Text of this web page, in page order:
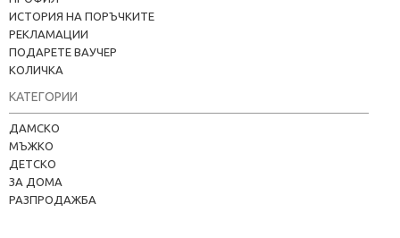
ИСТОРИЯ НА ПОРЪЧКИТЕ
РЕКЛАМАЦИИ
ПОДАРЕТЕ ВАУЧЕР
КОЛИЧКА
КАТЕГОРИИ
ДАМСКО
МЪЖКО
ДЕТСКО
ЗА ДОМА
РАЗПРОДАЖБА